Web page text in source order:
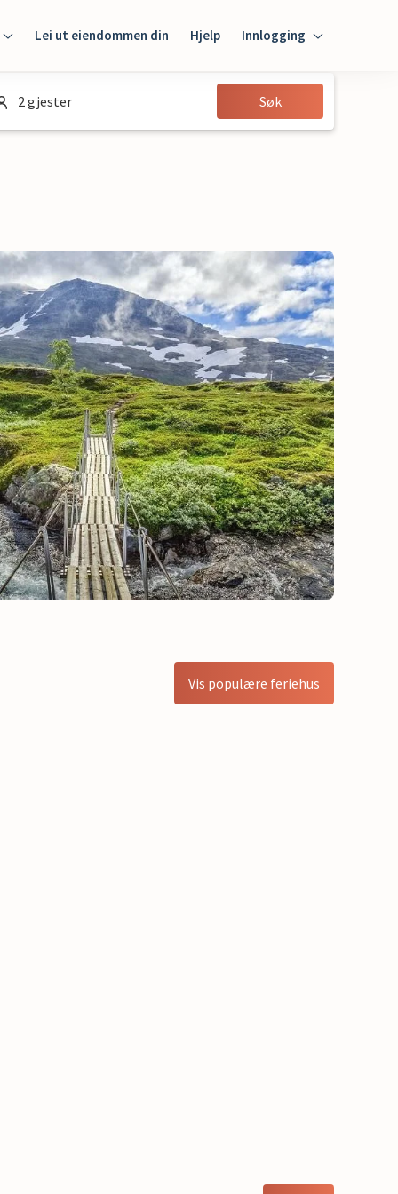
Lei ut eiendommen din Hjelp Innlogging
Innlogging
Gjest
2 gjester Søk
Vis populære feriehus